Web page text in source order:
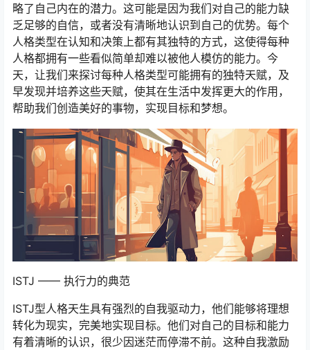
略了自己内在的潜力。这可能是因为我们对自己的能力缺
乏足够的自信，或者没有清晰地认识到自己的优势。每个
人格类型在认知和决策上都有其独特的方式，这使得每种
人格都拥有一些看似简单却难以被他人模仿的能力。今
天，让我们来探讨每种人格类型可能拥有的独特天赋，及
早发现并培养这些天赋，使其在生活中发挥更大的作用，
帮助我们创造美好的事物，实现目标和梦想。
ISTJ —— 执行力的典范
ISTJ型人格天生具有强烈的自我驱动力，他们能够将理想
转化为现实，完美地实现目标。他们对自己的目标和能力
有着清晰的认识，很少因迷茫而停滞不前。这种自我激励